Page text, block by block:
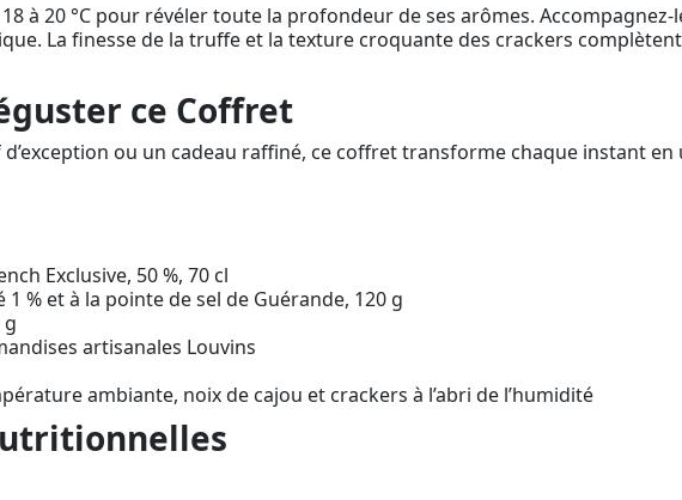
à 20 °C pour révéler toute la profondeur de ses arômes. Accompagnez-
La finesse de la truffe et la texture croquante des crackers
ce Coffret
ou un cadeau raffiné, ce coffret transforme chaque instant
Exclusive, 50 %, 70 cl
1 % et à la pointe de sel de Guérande, 120 g
g
artisanales Louvins
ambiante, noix de cajou et crackers à l’abri de l’humidité